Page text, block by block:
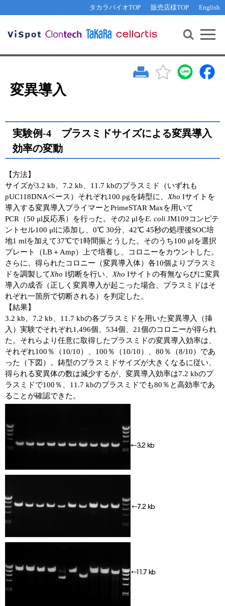
タカラバイオTOP 販売店様TOP English
機能解析・サイレンシング
核酸抽出・精製・標識
リアルタイムPCR（qPCR）
装置・ソフトウェア
テクニカルサポートライン
その他 ライセンスに関するご相談
遺伝子組換え生物該当製品
研究支援ツール
Cut-Site Navigator 制限酵素切断サイトの検索
抗体検索サイト
リアルタイムPCR（インターカレーター法）
プライマー検索・注文
リアルタイムPCR
機器ソフトウェア・ベクター配列ダウンロード
ラーニングセンター
実験ガイド
リアルタイムPCR実験ガイド
遺伝子検査ガイド（食品・水質・家畜他）
NGSポータルサイト
幹細胞・再生医療研究ガイド
クローニング実験ガイド
細胞選択ガイド
エピジェネティクス実験ガイド
RNAi実験ガイド
アプリケーションノート
プロトコール集
ユーザーズボイス集
Q&A
お問い合わせ WEB会員登録
変異導入
実験例-4 プラスミドサイズによる変異導入
効率の変動
【方法】
サイズが3.2 kb、7.2 kb、11.7 kbのプラスミド（いずれも
pUC118DNAベース）それぞれ100 pgを鋳型に、 Xho Iサイトを
導入する変異導入プライマーとPrimeSTAR Maxを用いて
PCR（50 μl反応系）を行った。その2 μlをE. coli JM109コンピテ
ントセル100 μlに添加し、0℃ 30分、42℃ 45秒の処理後SOC培
地1 mlを加えて37℃で1時間振とうした。そのうち100 μlを選択
プレート（LB＋Amp）上で培養し、コロニーをカウントした。
さらに、得られたコロニー（変異導入体）各10個よりプラスミ
ドを調製してXho I切断を行い、 Xho Iサイトの有無ならびに変異
導入の成否（正しく変異導入が起こった場合、プラスミドはそ
れぞれ一箇所で切断される）を判定した。
【結果】
3.2 kb、7.2 kb、11.7 kbの各プラスミドを用いた変異導入（挿
入）実験でそれぞれ1,496個、534個、21個のコロニーが得られ
た。それらより任意に取得したプラスミドの変異導入効率は、
それぞれ100％（10/10）、100％（10/10）、80％（8/10）であ
った（下図）。鋳型のプラスミドサイズが大きくなるに従い、
得られる変異体の数は減少するが、変異導入効率は7.2 kbのプ
ラスミドで100％、11.7 kbのプラスミドでも80％と高効率であ
ることが確認できた。